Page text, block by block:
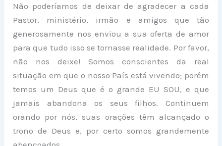
Não poderíamos de deixar de agradecer a cada
Pastor, ministério, irmão e amigos que tão
generosamente nos enviou a sua oferta de amor
para que tudo isso se tornasse realidade. Por favor,
não nos deixe! Somos conscientes da real
situação em que o nosso País está vivendo; porém
temos um Deus que é o grande EU SOU, e que
jamais abandona os seus filhos. Continuem
orando por nós, suas orações têm alcançado o
trono de Deus e, por certo somos grandemente